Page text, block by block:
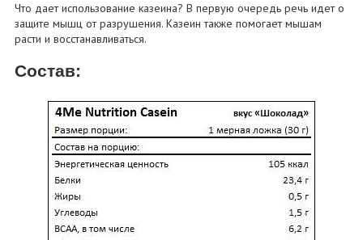
Что дает использование казеина? В первую очередь речь идет о
защите мышц от разрушения. Казеин также помогает мышам
расти и восстанавливаться.
Состав: